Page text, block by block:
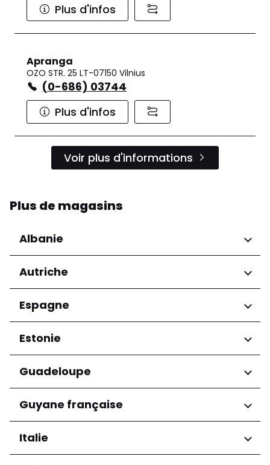
Plus d'infos
Apranga
OZO STR. 25 LT-07150 Vilnius
(0-686) 03744
Plus d'infos
Voir plus d'informations
Plus de magasins
Albanie
Régions
Préfecture de Tirana
Autriche
Régions
Niederösterreich
Salzburg
Wien
Espagne
Régions
Andalucía
Estonie
Régions
Harju maakond
Tartu maakond
Guadeloupe
Régions
Grande-Terre
Guyane française
Régions
Arrondissement de Cayenne
Italie